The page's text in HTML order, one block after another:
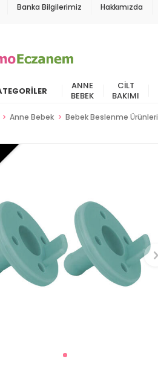
Banka Bilgilerimiz Hakkımızda
ANNE
BEBEK
CILT
BAKIMI
Anne Bebek Bebek Beslenme Ürünleri